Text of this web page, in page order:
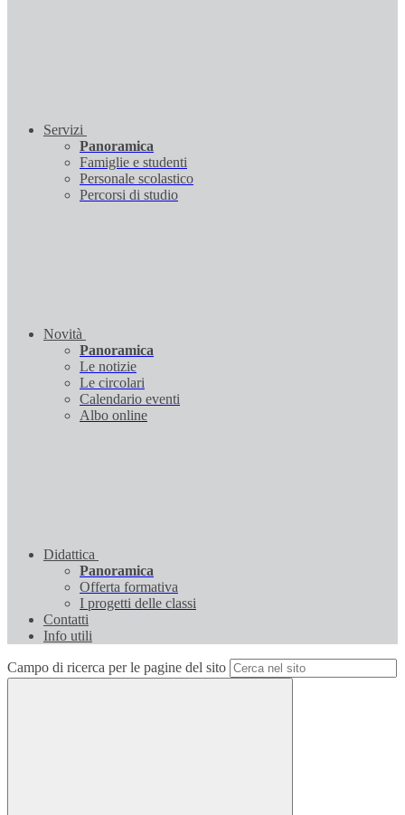
Servizi
Panoramica
Famiglie e studenti
Personale scolastico
Percorsi di studio
Novità
Panoramica
Le notizie
Le circolari
Calendario eventi
Albo online
Didattica
Panoramica
Offerta formativa
I progetti delle classi
Contatti
Info utili
Campo di ricerca per le pagine del sito